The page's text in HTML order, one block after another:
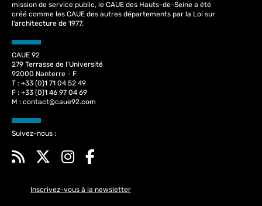
mission de service public, le CAUE des Hauts-de-Seine a été
créé comme les CAUE des autres départements par la Loi sur
l’architecture de 1977.
CAUE 92
279 Terrasse de l’Université
92000 Nanterre - F
T : +33 (0)1 71 04 52 49
F : +33 (0)1 46 97 04 69
M : contact@caue92.com
Suivez-nous :
Inscrivez-vous à la newsletter